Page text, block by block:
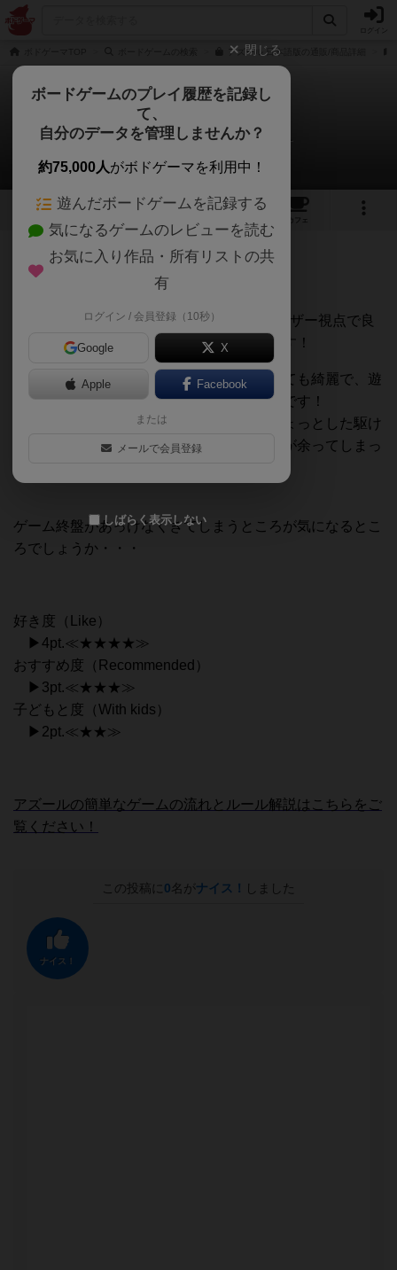
アズール 日本語版の通販/商品詳細
アズール
オグランド（Oguland）さんのレビュー
33 7 93
カフェ
887名 0名 5年以上前
ボードゲームを1,000個以上持っているユーザー視点で良
かった点と悪かった点の両面から紹介します！
アズールは、駒などのコンポーネントがとても綺麗で、遊
んでいてワクワクする面白いボードゲームです！
他の人が集めているタイルも見えるのでちょっとした駆け
引きも楽しいです。全員がいらないタイルが余ってしまっ
ゲーム終盤があっけなくきてしまうところが気になるとこ
ろでしょうか・・・
好き度（Like）
▶4pt.≪★★★★≫
おすすめ度（Recommended）
▶3pt.≪★★★≫
子どもと度（With kids）
▶2pt.≪★★≫
アズールの簡単なゲームの流れとルール解説はこちらをご
覧ください！
この投稿に 0名がナイス！ しました
ナイス！
閉じる
ボードゲームのプレイ履歴を記録し
て、
自分のデータを管理しませんか？
約75,000人がボドゲーマを利用中！
遊んだボードゲームを記録する
気になるゲームのレビューを読む
お気に入り作品・所有リストの共
有
ログイン / 会員登録（10秒）
Google X
Apple Facebook
または
メールで会員登録
しばらく表示しない